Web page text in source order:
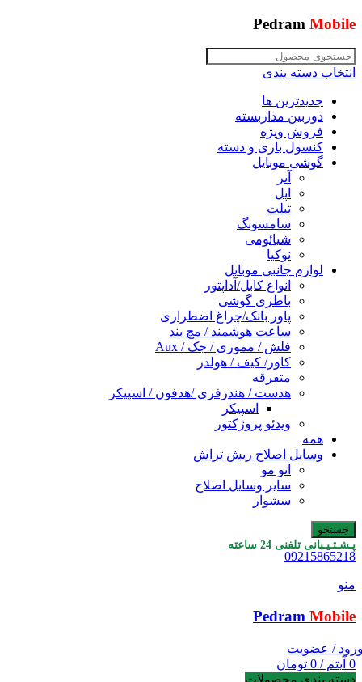
Pedram Mobile
انتخاب دسته بندی
جدیدترین ها
دوربین مداربسته
فروش ویژه
کنسول بازی و دسته
گوشی موبایل
آنر
اپل
تبلت
سامسونگ
شیائومی
نوکیا
لوازم جانبی موبایل
انواع کابل/آداپتور
باطری گوشی
پاور بانک/چراغ اضطراری
ساعت هوشمند / مچ بند
فلش / مموری / جک / Aux
کاور/ کیف / هولدر
متفرقه
هدست / هندزفری /هدفون / اسپیکر
اسپیکر
ویدئو پروژکتور
همه
وسایل اصلاح ریش تراش
اتو مو
سایر وسایل اصلاح
سشوار
جستجو
پـشـتـیـبانی تلفنی 24 ساعته
09215865218
منو
Pedram Mobile
/ عضویت
0 آیتم /
0 تومان
دسته بندی محصولات